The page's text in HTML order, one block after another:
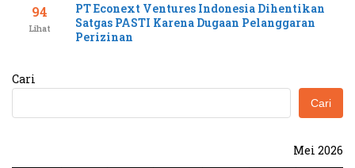
94
Lihat
PT Econext Ventures Indonesia Dihentikan
Satgas PASTI Karena Dugaan Pelanggaran
Perizinan
Cari
Cari
Mei 2026